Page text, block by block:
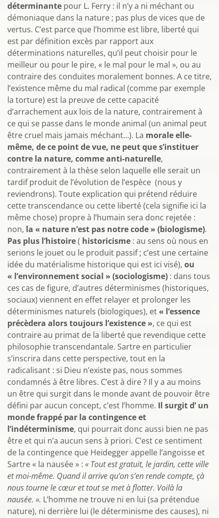
déterminante pour L. Ferry : il n’y a ni méchant ou
démoniaque dans la nature ; pas plus de vices que de
vertus. C’est parce que l’homme est libre, liberté qui
est par définition excès par rapport aux
déterminations naturelles, qu’il peut choisir pour le
meilleur ou pour le pire, « le mal pour le mal », ou au
contraire des conduites moralement bonnes. A ce titre,
l’existence même du mal radical (comme par exemple
la torture) est la preuve de cette capacité
d’arrachement aux lois de la nature, contrairement à
ce qui se passe dans le monde animal (un animal peut
être cruel mais jamais méchant…). La morale elle-
même, de ce point de vue, ne peut que s’instituer
contre la nature, comme anti-naturelle,
contrairement à la thèse selon laquelle elle serait un
tardif produit de l’évolution de l’espèce (nous y
reviendrons). Toute explication qui prétend réduire
cette transcendance ou cette liberté (cela signifie ici la
même chose) propre à l’humain sera donc rejetée :
non, la « nature n’est pas notre code » (biologisme).
Pas plus l’histoire( historicisme : au sens où nous en
serions le jouet ou le produit passif ; c’est une certaine
idée du matérialisme historique qui est ici visé), ou
« l’environnement social » (sociologisme) : dans tous
ces cas de figure, d’autres déterminismes (historiques,
sociaux) viennent en effet relayer et prolonger les
déterminismes naturels (biologiques), et« l’essence
précèdera alors toujours l’existence », ce qui est
contraire au primat de la liberté que revendique cette
philosophie transcendantale. Sartre en particulier
s’inscrira dans cette perspective, tout en la
radicalisant : si Dieu n’existe pas, nous sommes
condamnés à être libres. C’est à dire ? Il y a au moins
un être qui surgit dans le monde avant de pouvoir être
défini par aucun concept, c’est l’homme. Il surgit d’ un
monde frappé par la contingence et
l’indéterminisme, qui pourrait donc aussi bien ne pas
être et qui n’a aucun sens à priori. C’est ce sentiment
de la contingence que Heidegger appelle l’angoisse et
Sartre « la nausée » : « Tout est gratuit, le jardin, cette ville
et moi-même. Quand il arrive qu’on s’en rende compte, çà
nous tourne le cœur et tout se met à flotter. Voilà la
nausée. ». L’homme ne trouve ni en lui (sa prétendue
nature), ni derrière lui (le déterminisme des causes), ni